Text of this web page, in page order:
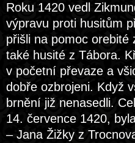
Roku 1420 vedl
výpravu proti husitům
přišli na pomoc orebité
také husité z Tábora.
v početní převaze a
dobře ozbrojeni. Když
brnění již nenasedli.
14. července 1420,
– Jana Žižky z